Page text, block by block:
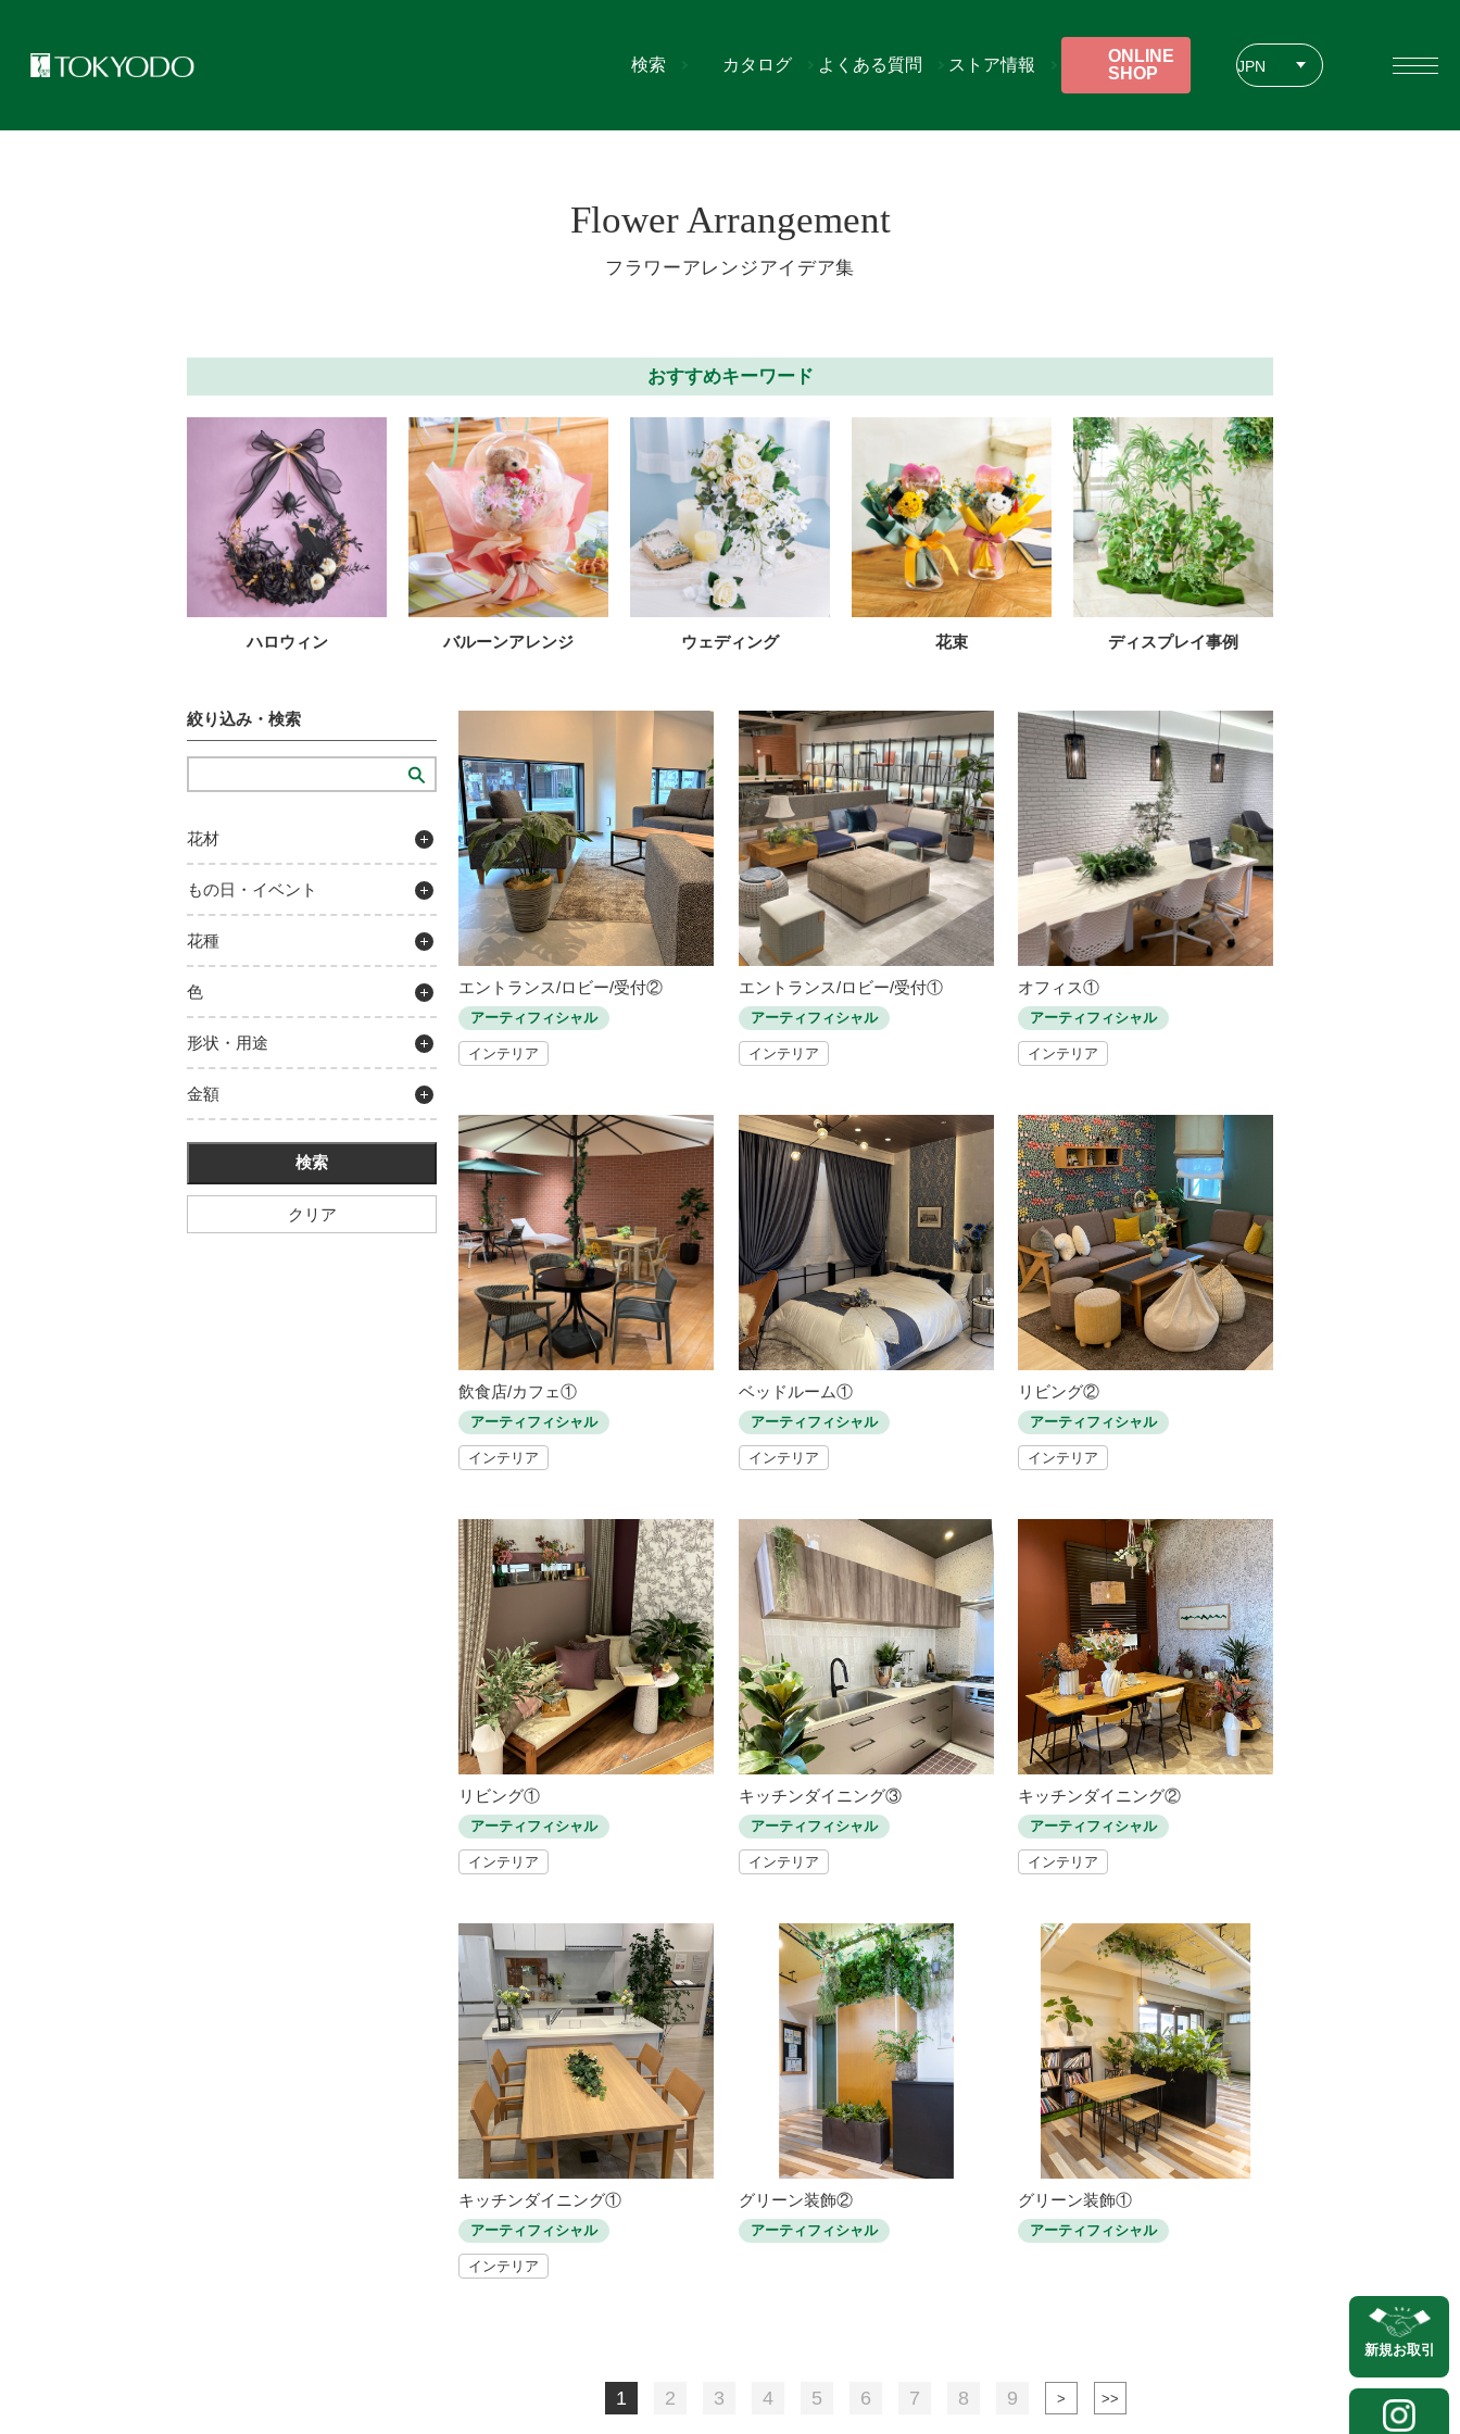
検索 JPN
カタログ よくある質問 ストア情報
ONLINE
SHOP
Flower Arrangement
フラワーアレンジアイデア集
おすすめキーワード
ハロウィン バルーンアレンジ ウェディング 花束 ディスプレイ事例
絞り込み・検索
花材
もの日・イベント
花種
色
形状・用途
金額
クリア
エントランス/ロビー/受付②
アーティフィシャル
インテリア
エントランス/ロビー/受付①
アーティフィシャル
インテリア
オフィス①
アーティフィシャル
インテリア
飲食店/カフェ①
アーティフィシャル
インテリア
ベッドルーム①
アーティフィシャル
インテリア
リビング②
アーティフィシャル
インテリア
リビング①
アーティフィシャル
インテリア
キッチンダイニング③
アーティフィシャル
インテリア
キッチンダイニング②
アーティフィシャル
インテリア
キッチンダイニング①
アーティフィシャル
インテリア
グリーン装飾②
アーティフィシャル
グリーン装飾①
アーティフィシャル
1 2 3 4 5 6 7 8 9
新規お取引